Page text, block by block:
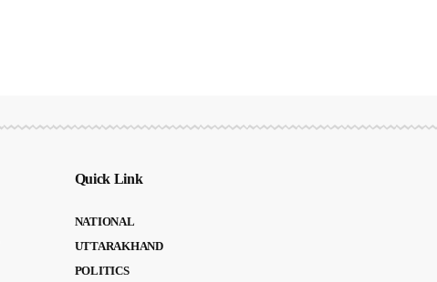
Quick Link
NATIONAL
UTTARAKHAND
POLITICS